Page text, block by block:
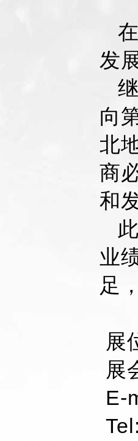
在
发
继
向
北
商
和
此
业
足
展
展
E-